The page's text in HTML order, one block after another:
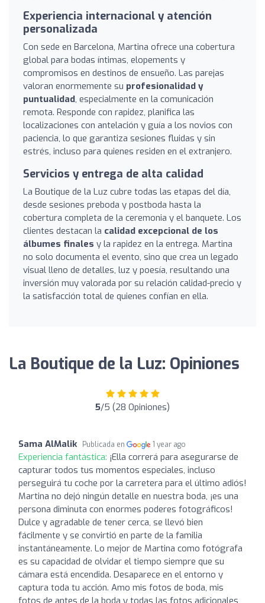
Experiencia internacional y atención
personalizada
Con sede en Barcelona, Martina ofrece una cobertura
global para bodas íntimas, elopements y
compromisos en destinos de ensueño. Las parejas
valoran enormemente su profesionalidad y
puntualidad, especialmente en la comunicación
remota. Responde con rapidez, planifica las
localizaciones con antelación y guía a los novios con
paciencia, lo que garantiza sesiones fluidas y sin
estrés, incluso para quienes residen en el extranjero.
Servicios y entrega de alta calidad
La Boutique de la Luz cubre todas las etapas del día,
desde sesiones preboda y postboda hasta la
cobertura completa de la ceremonia y el banquete. Los
clientes destacan la calidad excepcional de los
álbumes finales y la rapidez en la entrega. Martina
no solo documenta el evento, sino que crea un legado
visual lleno de detalles, luz y poesía, resultando una
inversión muy valorada por su relación calidad-precio y
la satisfacción total de quienes confían en ella.
La Boutique de la Luz: Opiniones
5/5 (28 Opiniones)
Sama AlMalik Publicada en 1 year ago
Experiencia fantástica: ¡Ella correrá para asegurarse de
capturar todos tus momentos especiales, incluso
perseguirá tu coche por la carretera para el último adiós!
Martina no dejó ningún detalle en nuestra boda, ¡es una
persona diminuta con enormes poderes fotográficos!
Dulce y agradable de tener cerca, se llevó bien
fácilmente y se convirtió en parte de la familia
instantáneamente. Lo mejor de Martina como fotógrafa
es su capacidad de olvidar el tiempo siempre que su
cámara está encendida. Desaparece en el entorno y
captura toda tu acción. Amo mis fotos de boda, mis
fotos de antes de la boda y todas las fotos adicionales